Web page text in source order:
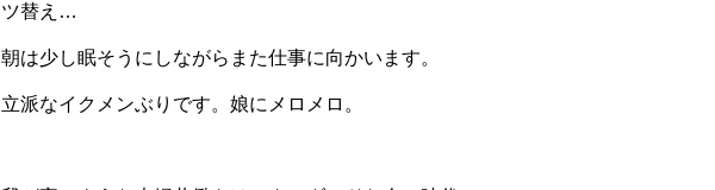
ツ替え…
朝は少し眠そうにしながらまた仕事に向かいます。
立派なイクメンぶりです。娘にメロメロ。